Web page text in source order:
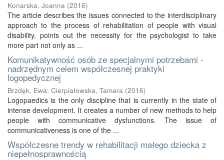
Konarska, Joanna (2016)
The article describes the issues connected to the interdisciplinary
approach to the process of rehabilitation of people with visual
disability, points out the necessity for the psychologist to take
more part not only as ...
Komunikatywność osób ze specjalnymi potrzebami -
nadrzędnym celem współczesnej praktyki
logopedycznej
Brzdęk, Ewa; Cierpiałowska, Tamara (2016)
Logopaedics is the only discipline that is currently in the state of
intense development. It creates a number of new methods to help
people with communicative dysfunctions. The issue of
communicativeness is one of the ...
Współczesne trendy w rehabilitacji małego dziecka z
niepełnosprawnością